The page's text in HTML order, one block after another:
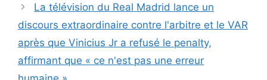
La télévision du Real Madrid lance un
discours extraordinaire contre l'arbitre et le VAR
après que Vinicius Jr a refusé le penalty,
affirmant que « ce n'est pas une erreur